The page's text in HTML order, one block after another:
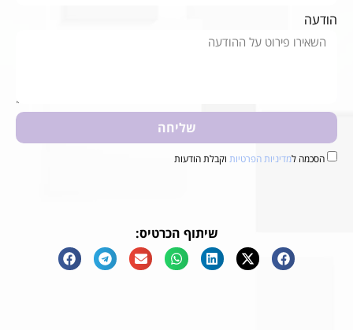
הודעה
הסכמה למדיניות הפרטיות וקבלת הודעות
שליחה
שיתוף הכרטיס: